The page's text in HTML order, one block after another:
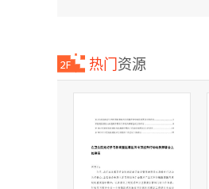
热门 资源